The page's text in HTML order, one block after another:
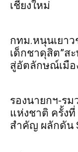
เชียงใหม่
กทม.หนุนเยา
เด็กชาดุสิต”ส
สู่อัตลักษณ์เมื
รองนายกฯ-รม
แห่งชาติ ครั้งที่
สำคัญ ผลักดัน